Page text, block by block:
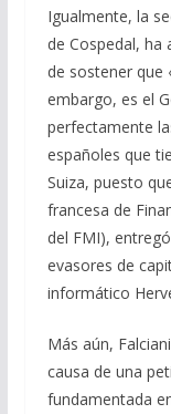
Igualmente, la
de Cospedal, ha
de sostener que
embargo, es el
perfectamente
españoles que
Suiza, puesto
francesa de
del FMI),
evasores de
informático
Más aún,
causa de una
fundamentada